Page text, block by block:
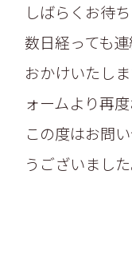
しばらくお待ち
数日経っても
おかけいたし
ォームより再
この度はお問
うございました